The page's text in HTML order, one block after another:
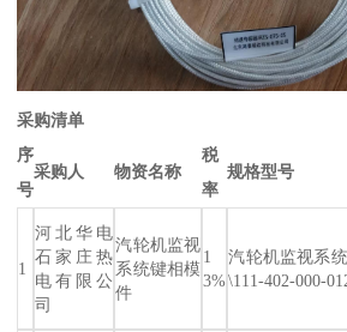
采购清单
序
号
采购人 物资名称
税
率
规格型号
1
河北华电
石家庄热
电有限公
司
汽轮机监视
系统键相模
件
1
3%
汽轮机监视系
\111-402-000-